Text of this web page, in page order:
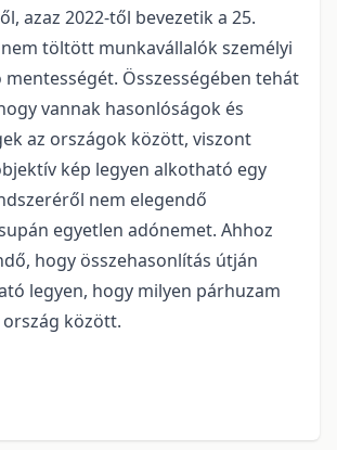
azaz 2022-től bevezetik a 25.
töltött munkavállalók személyi
Összességében tehát
vannak hasonlóságok és
az országok között, viszont
kép legyen alkotható egy
nem elegendő
egyetlen adónemet. Ahhoz
hogy összehasonlítás útján
legyen, hogy milyen párhuzam
között.